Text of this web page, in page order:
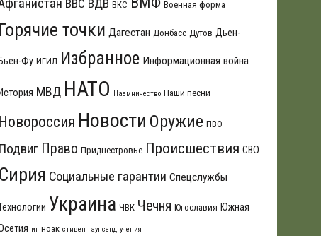
ВВС ВДВ ВКС Военная форма
Горячие точки Дагестан Донбасс Дутов Дьен-
Бьен-Фу ИГИЛ Избранное Информационная война
История МВД НАТО Наемничество Наши песни
Новороссия Новости Оружие ПВО
Подвиг Право Приднестровье Происшествия СВО
Сирия Социальные гарантии Спецслужбы
Украина ЧВК Чечня Югославия Южная
иг ноак стивен таунсенд учения